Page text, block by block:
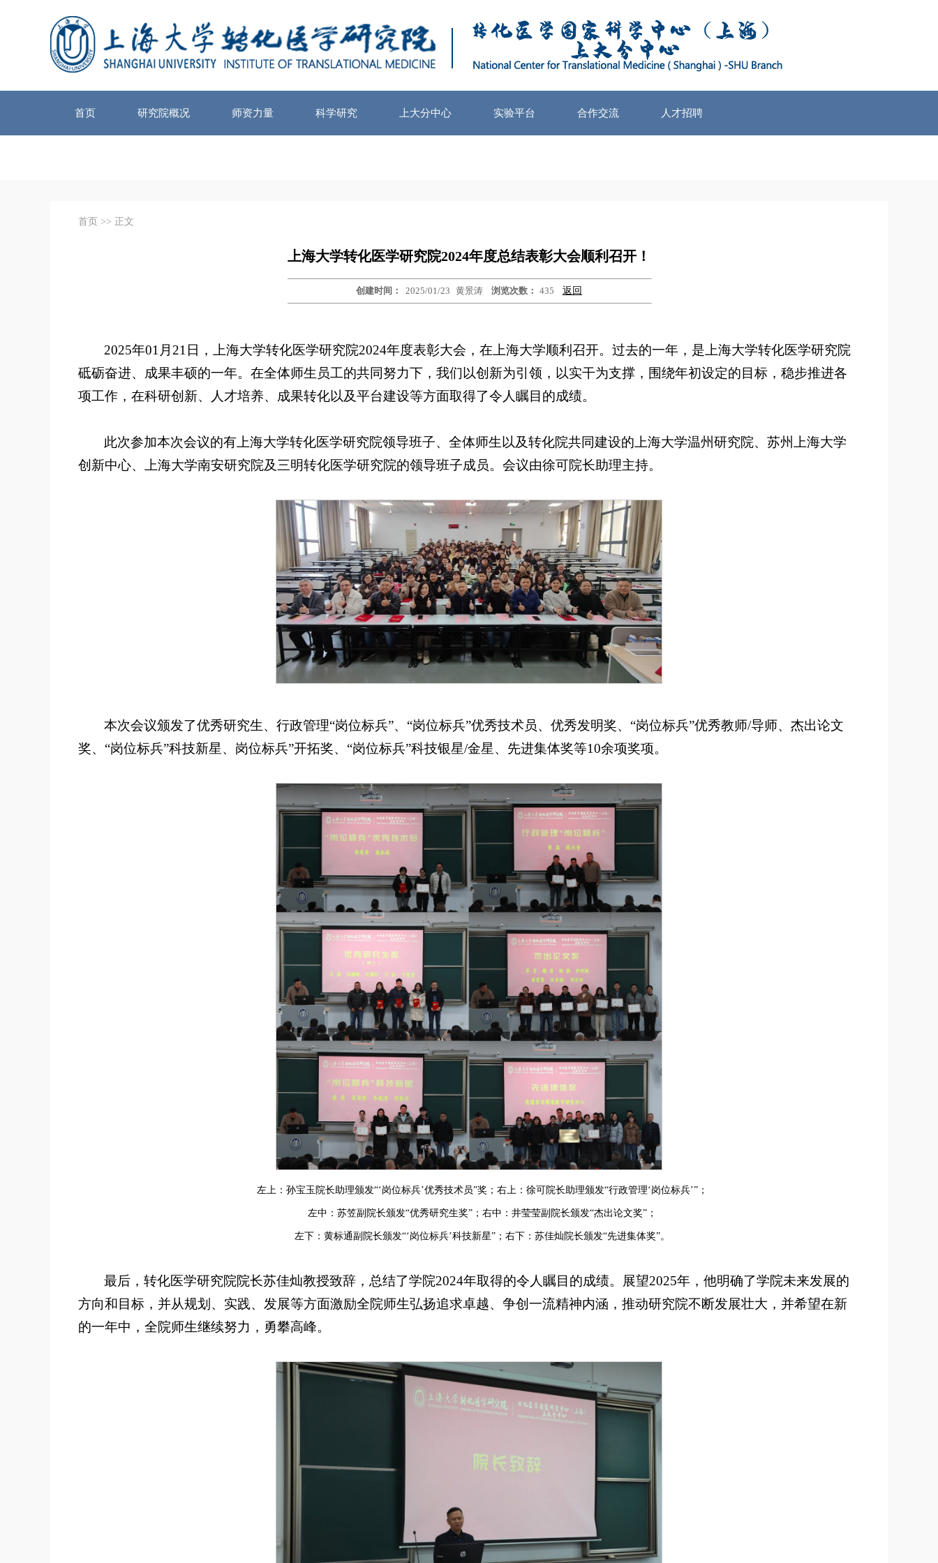
首页 研究院概况 师资力量 科学研究 上大分中心 实验平台 合作交流 人才招聘
首页 >> 正文
上海大学转化医学研究院2024年度总结表彰大会顺利召开！
创建时间： 2025/01/23 黄景涛 浏览次数： 435 返回
2025年01月21日，上海大学转化医学研究院2024年度表彰大会，在上海大学顺利召开。过去的一年，是上海大学转化医学研究院
砥砺奋进、成果丰硕的一年。在全体师生员工的共同努力下，我们以创新为引领，以实干为支撑，围绕年初设定的目标，稳步推进各
项工作，在科研创新、人才培养、成果转化以及平台建设等方面取得了令人瞩目的成绩。
此次参加本次会议的有上海大学转化医学研究院领导班子、全体师生以及转化院共同建设的上海大学温州研究院、苏州上海大学
创新中心、上海大学南安研究院及三明转化医学研究院的领导班子成员。会议由徐可院长助理主持。
本次会议颁发了优秀研究生、行政管理“岗位标兵”、“岗位标兵”优秀技术员、优秀发明奖、“岗位标兵”优秀教师/导师、杰出论文
奖、“岗位标兵”科技新星、岗位标兵”开拓奖、“岗位标兵”科技银星/金星、先进集体奖等10余项奖项。
左上：孙宝玉院长助理颁发“‘岗位标兵’优秀技术员”奖；右上：徐可院长助理颁发“行政管理‘岗位标兵’”；
左中：苏笠副院长颁发“优秀研究生奖”；右中：井莹莹副院长颁发“杰出论文奖”；
左下：黄标通副院长颁发“‘岗位标兵’科技新星”；右下：苏佳灿院长颁发“先进集体奖”。
最后，转化医学研究院院长苏佳灿教授致辞，总结了学院2024年取得的令人瞩目的成绩。展望2025年，他明确了学院未来发展的
方向和目标，并从规划、实践、发展等方面激励全院师生弘扬追求卓越、争创一流精神内涵，推动研究院不断发展壮大，并希望在新
的一年中，全院师生继续努力，勇攀高峰。